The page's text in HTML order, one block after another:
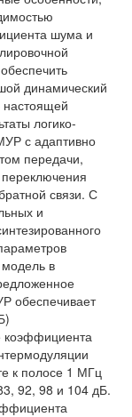
шума и
динамический
настоящей
логико-
с адаптивно
передачи,
связи. С
и
в
обеспечивает
коэффициента
к полосе 1 МГц
92, 98 и 104 дБ.